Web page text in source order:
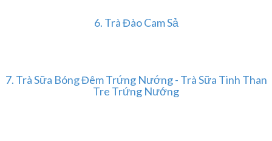
6. Trà Đào Cam Sả
7. Trà Sữa Bóng Đêm Trứng Nướng - Trà Sữa Tinh Than
Tre Trứng Nướng